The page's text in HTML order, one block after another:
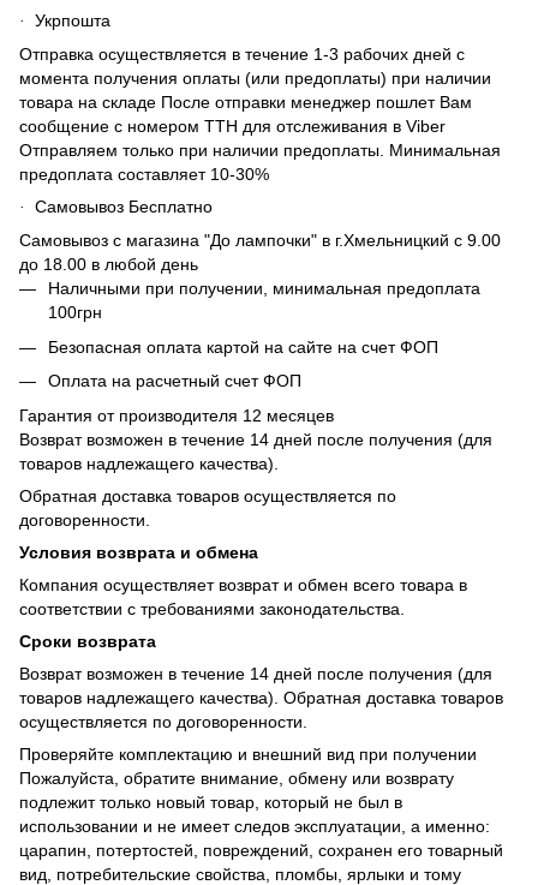
·
Укрпошта
Отправка осуществляется в течение 1-3 рабочих дней с
момента получения оплаты (или предоплаты) при наличии
товара на складе После отправки менеджер пошлет Вам
сообщение с номером ТТН для отслеживания в Viber
Отправляем только при наличии предоплаты. Минимальная
предоплата составляет 10-30%
·
Самовывоз Бесплатно
Самовывоз с магазина "До лампочки" в г.Хмельницкий с 9.00
до 18.00 в любой день
Наличными при получении, минимальная предоплата
100грн
Безопасная оплата картой на сайте на счет ФОП
Оплата на расчетный счет ФОП
Гарантия от производителя 12 месяцев
Возврат возможен в течение 14 дней после получения (для
товаров надлежащего качества).
Обратная доставка товаров осуществляется по
договоренности.
Условия возврата и обмена
Компания осуществляет возврат и обмен всего товара в
соответствии с требованиями законодательства.
Сроки возврата
Возврат возможен в течение 14 дней после получения (для
товаров надлежащего качества). Обратная доставка товаров
осуществляется по договоренности.
Проверяйте комплектацию и внешний вид при получении
Пожалуйста, обратите внимание, обмену или возврату
подлежит только новый товар, который не был в
использовании и не имеет следов эксплуатации, а именно:
царапин, потертостей, повреждений, сохранен его товарный
вид, потребительские свойства, пломбы, ярлыки и тому